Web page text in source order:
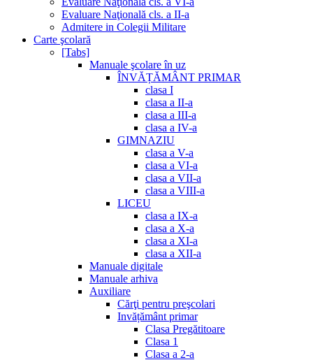
Evaluare Naţională cls. a II-a
Admitere in Colegii Militare
Carte şcolară
[Tabs]
Manuale şcolare în uz
ÎNVĂȚĂMÂNT PRIMAR
clasa I
clasa a II-a
clasa a III-a
clasa a IV-a
GIMNAZIU
clasa a V-a
clasa a VI-a
clasa a VII-a
clasa a VIII-a
LICEU
clasa a IX-a
clasa a X-a
clasa a XI-a
clasa a XII-a
Manuale digitale
Manuale arhiva
Auxiliare
Cărţi pentru preşcolari
Invățământ primar
Clasa Pregătitoare
Clasa 1
Clasa a 2-a